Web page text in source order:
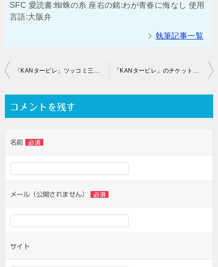
SFC 愛読書:蜘蛛の糸 座右の銘:わが青春に悔なし 使用
言語:大阪弁
執筆記事一覧
投
ビ
ー
シ
ョ
ン
「KANタービレ」ツッコミ三連発っ！ 「KANタービレ」のチケットはまだ販売される⁈
コメントを残す
名前 必須
メール（公開されません） 必須
サイト